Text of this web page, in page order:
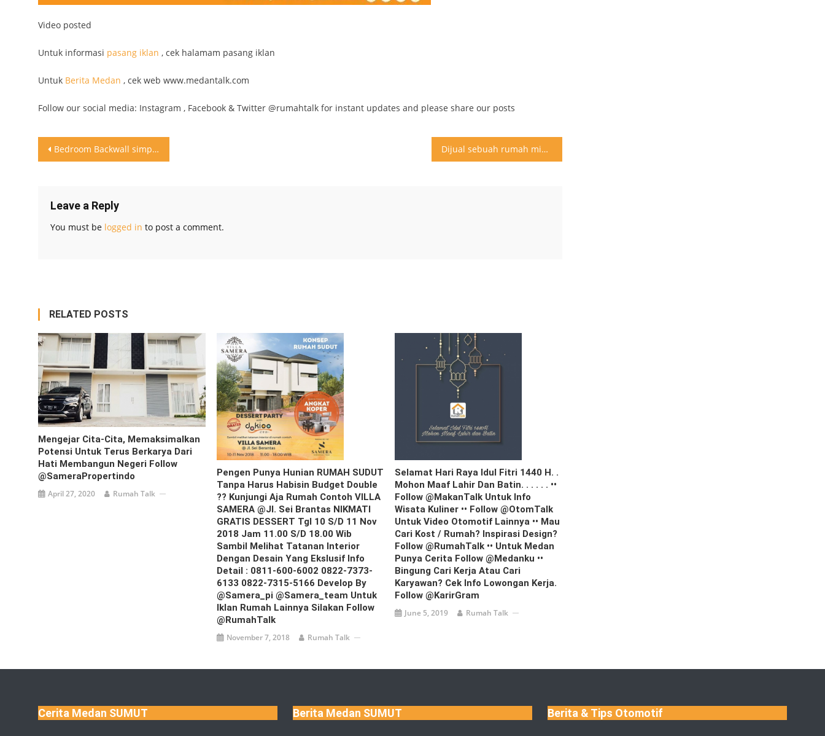
Video posted
Untuk informasi pasang iklan , cek halamam pasang iklan
Untuk Berita Medan , cek web www.medantalk.com
Follow our social media: Instagram , Facebook & Twitter @rumahtalk for instant updates and please share our posts
Post
Bedroom Backwall simple industrial design Dijual sebuah rumah minimalis siap huni dengan kondisi fasilitas sebagai berikut : kondisi lingkungan nyaman, asri , tenang , mobil bisa masuk akses dekat dengan pajak uka (pasar tradisional) , sekolah , transportasi umum type rumah 100 , luas tanah (m²) : 180 , luas bangunan (m²) : 120 , legalitas : shm / imb , tahun konstruksi : 2014 fasilitas kamar tidur : 3 , kamar mandi : 2 , dapur , ruang tamu , ruang keluarga , teras , taman , carport : 2 , taman , listrik pra bayar 2200 watt , air pam , daerah tidak kena banjir pintu jendela kayu , teralis , pintu pagar besi , kanopy , lantai granit & keramik lokasi rumah jalan monel anwar komplek griya aira marelan blok b no. 7 lk. 09 , kampung tengah , terjun – medan marelan berminat silahkan hubungi / whatsapp 082276040036 / 082164820460 silahkan cek datang langsung ke rumah sebelum memberikan harga , terima kasih Untuk iklan rumah lainnya silakan follow @RumahTalk
Leave a Reply
You must be logged in to post a comment.
RELATED POSTS
Mengejar Cita-Cita, Memaksimalkan
Potensi Untuk Terus Berkarya Dari
Hati Membangun Negeri Follow
@SameraPropertindo
April 27, 2020 Rumah Talk
Pengen Punya Hunian RUMAH SUDUT
Tanpa Harus Habisin Budget Double
?? Kunjungi Aja Rumah Contoh VILLA
SAMERA @jl. Sei Brantas NIKMATI
GRATIS DESSERT Tgl 10 S/d 11 Nov
2018 Jam 11.00 S/d 18.00 Wib
Sambil Melihat Tatanan Interior
Dengan Desain Yang Ekslusif Info
Detail : 0811-600-6002 0822-7373-
6133 0822-7315-5166 Develop By
@samera_pi @samera_team Untuk
Iklan Rumah Lainnya Silakan Follow
@RumahTalk
November 7, 2018 Rumah Talk
Selamat Hari Raya Idul Fitri 1440 H. .
Mohon Maaf Lahir Dan Batin. . . . . . ••
Follow @MakanTalk Untuk Info
Wisata Kuliner •• Follow @OtomTalk
Untuk Video Otomotif Lainnya •• Mau
Cari Kost / Rumah? Inspirasi Design?
Follow @RumahTalk •• Untuk Medan
Punya Cerita Follow @medanku ••
Bingung Cari Kerja Atau Cari
Karyawan? Cek Info Lowongan Kerja.
Follow @KarirGram
June 5, 2019 Rumah Talk
Cerita Medan SUMUT Berita Medan SUMUT Berita & Tips Otomotif